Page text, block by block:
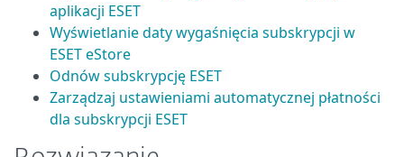
aplikacji ESET
Wyświetlanie daty wygaśnięcia subskrypcji w
ESET eStore
Odnów subskrypcję ESET
Zarządzaj ustawieniami automatycznej płatności
dla subskrypcji ESET